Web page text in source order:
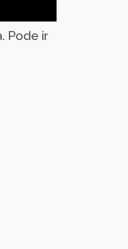
Pode ir